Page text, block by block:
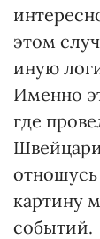
этом
иную
Именно
где
отношусь
картину
событий.